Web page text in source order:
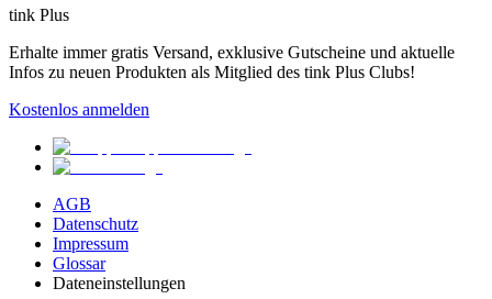
tink Plus
Erhalte immer gratis Versand, exklusive Gutscheine und aktuelle
Infos zu neuen Produkten als Mitglied des tink Plus Clubs!
Kostenlos anmelden
AGB
Datenschutz
Impressum
Glossar
Dateneinstellungen